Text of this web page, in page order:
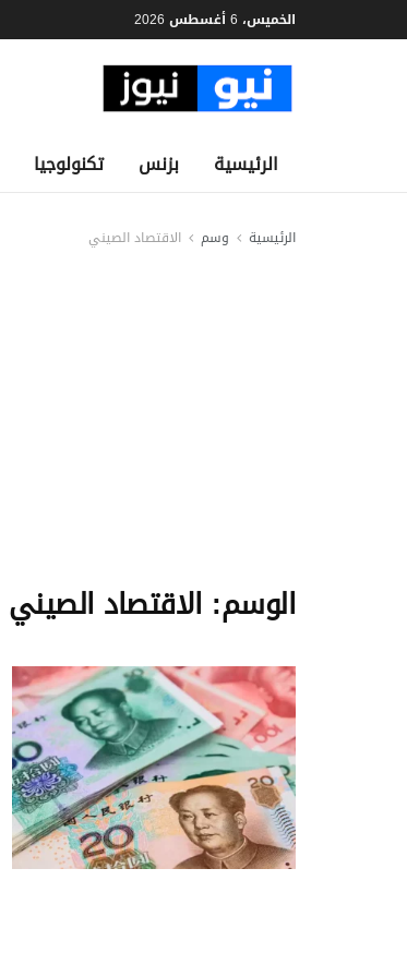
الخميس، 6 أغسطس 2026
الرئيسية بزنس تكنولوجيا
الرئيسية وسم الاقتصاد الصيني
الوسم: الاقتصاد الصيني